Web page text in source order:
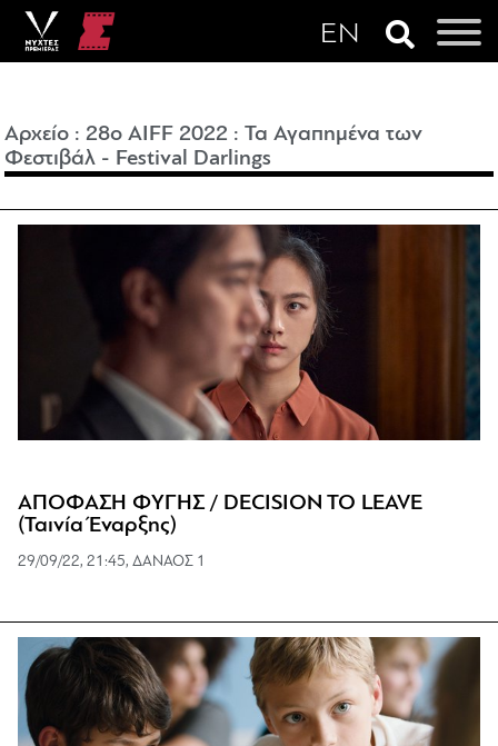
Αρχείο :28o AIFF 2022 :Τα Αγαπημένα των
Φεστιβάλ - Festival Darlings
ΑΠΟΦΑΣΗ ΦΥΓΗΣ / DECISION TO LEAVE
(Ταινία Έναρξης)
29/09/22, 21:45, ΔΑΝΑΟΣ 1